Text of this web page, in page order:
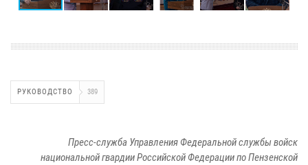
РУКОВОДСТВО 389
Пресс-служба Управления Федеральной службы войск
национальной гвардии Российской Федерации по Пензенской